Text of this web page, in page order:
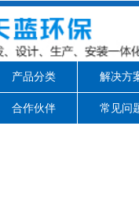
产品分类 解决方
合作伙伴 常见问